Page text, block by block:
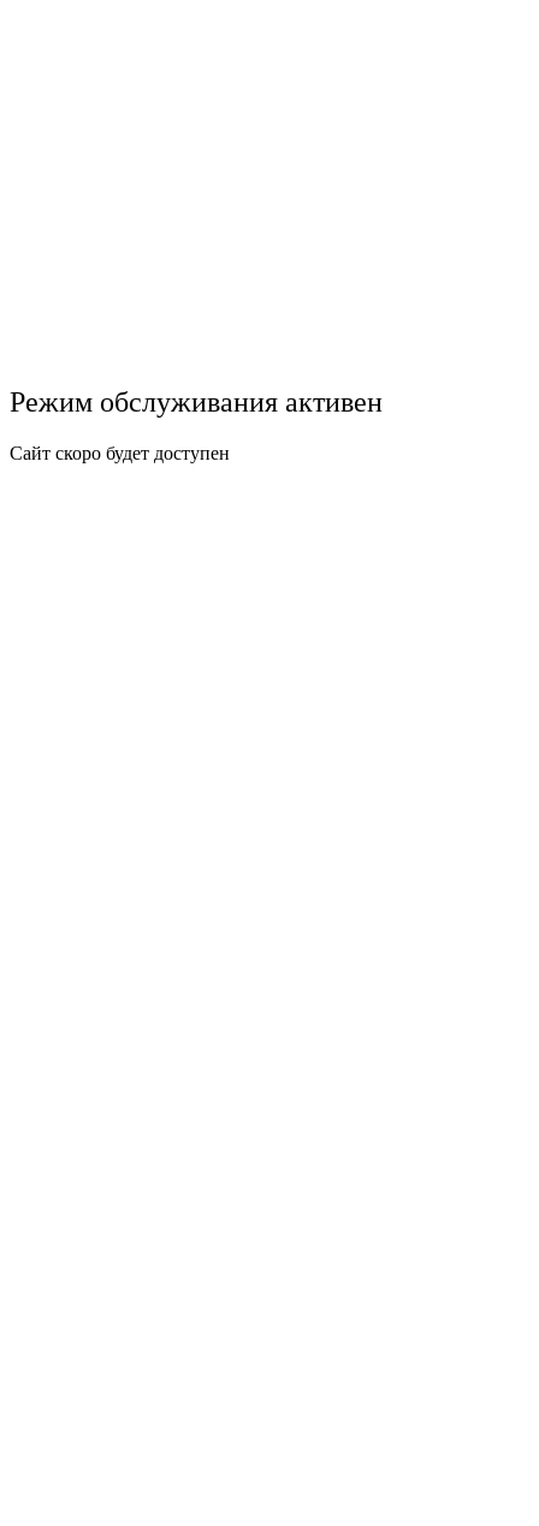
Режим обслуживания активен
Сайт скоро будет доступен